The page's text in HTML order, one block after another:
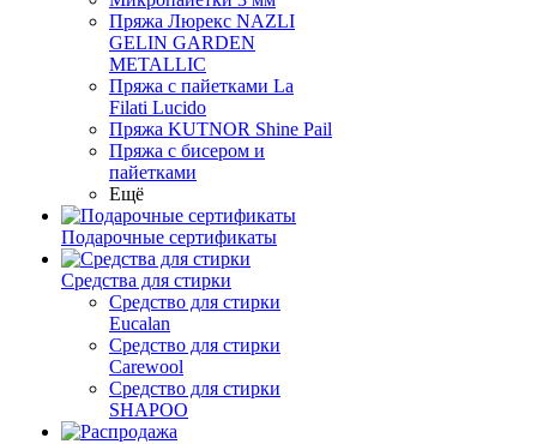
Пряжа Люрекс NAZLI
GELIN GARDEN
METALLIC
Пряжа с пайетками La
Filati Lucido
Пряжа KUTNOR Shine Pail
Пряжа с бисером и
пайетками
Ещё
Подарочные сертификаты
Средства для стирки
Средство для стирки
Eucalan
Средство для стирки
Carewool
Средство для стирки
SHAPOO